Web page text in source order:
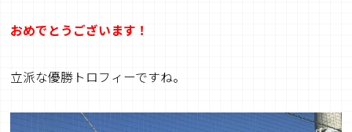
おめでとうございます！
立派な優勝トロフィーですね。